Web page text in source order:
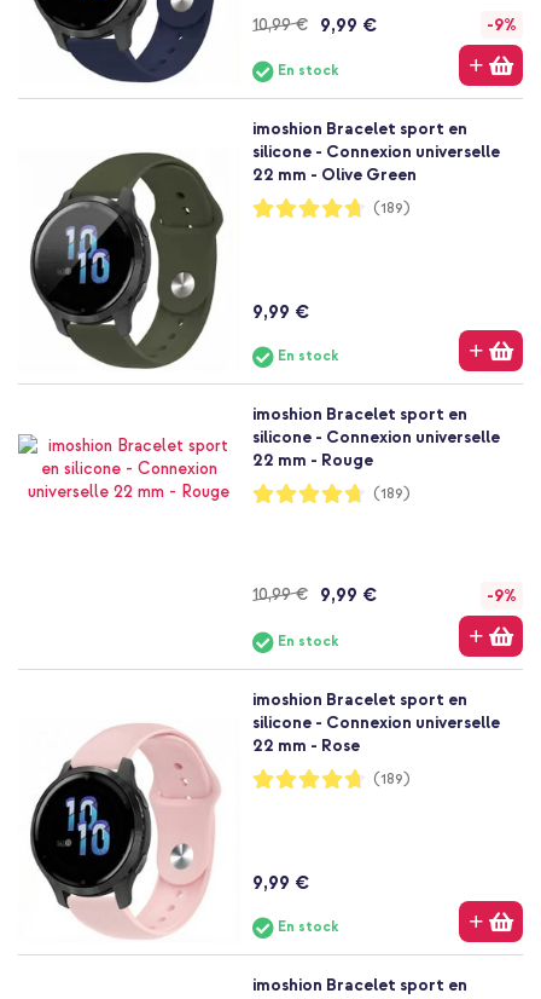
10,99 € 9,99 € -9%
En stock
imoshion Bracelet sport en
silicone - Connexion universelle
22 mm - Olive Green
Notation:
94%
(189)
9,99 €
En stock
imoshion Bracelet sport en
silicone - Connexion universelle
22 mm - Rouge
Notation:
94%
(189)
10,99 € 9,99 € -9%
En stock
imoshion Bracelet sport en
silicone - Connexion universelle
22 mm - Rose
Notation:
94%
(189)
9,99 €
En stock
imoshion Bracelet sport en